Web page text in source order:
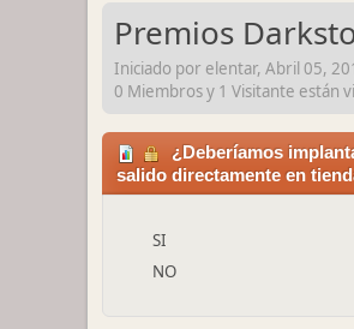
Premios
Iniciado por elentar, Abril 05,
0 Miembros y 1 Visitante están
¿Deberíamos
salido directamente en
SI
NO